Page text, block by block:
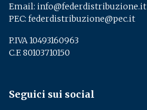
Email: info@federdistribuzione.it
PEC: federdistribuzione@pec.it
P.IVA 10493160963
C.F. 80103710150
Seguici sui social